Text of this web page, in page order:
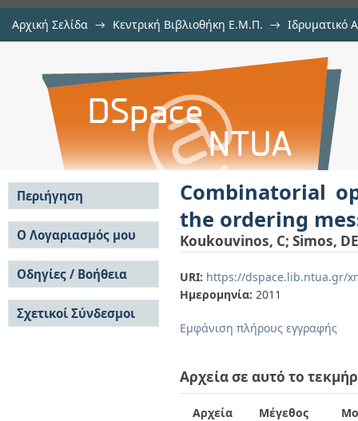
Αρχική Σελίδα → Κεντρική Βιβλιοθήκη Ε.Μ.Π. → Ιδρυματικό
Combinatorial optimization for
genetic algorithm
Combinatorial
the ordering
Koukouvinos, C; Simos, DE
URI: https://dspace.lib.ntua.gr/
Ημερομηνία: 2011
Εμφάνιση πλήρους εγγραφής
Αρχεία σε αυτό το
Αρχεία Μέγεθος
Περιήγηση
Σε όλο το DSpace
Κοινότητες & Συλλογές
Ανά Ημερομηνία
Έκδοσης
Συγγραφείς
Τίτλοι
Θέματα
Ο Λογαριασμός μου
Σύνδεση
Εγγραφή
Οδηγίες / Βοήθεια
Οδηγίες Υποβολής
Οδηγίες Χρήσης ΙΑ
Συχνές Ερωτήσεις
Σχετικοί Σύνδεσμοι